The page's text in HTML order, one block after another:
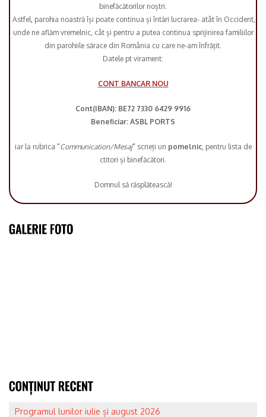
binefăcătorilor noștri.
Astfel, parohia noastră își poate continua și întări lucrarea- atât în Occident,
unde ne aflăm vremelnic, cât și pentru a putea continua sprijinirea familiilor
din parohiile sărace din România cu care ne-am înfrățit.
Datele pt virament:
CONT BANCAR NOU
Cont(IBAN): BE72 7330 6429 9916
Beneficiar: ASBL PORTS
iar la rubrica "Communication/Mesaj" scrieți un pomelnic, pentru lista de
ctitori și binefăcători.
Domnul să răsplătească!
Programul lunilor iulie și august 2026